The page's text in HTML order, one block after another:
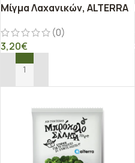
Μίγμα Λαχανικών, ALTERRA
(0)
3,20€
ΠΡΟΣΘΉΚΗ ΣΤΟ ΚΑΛΆΘΙ